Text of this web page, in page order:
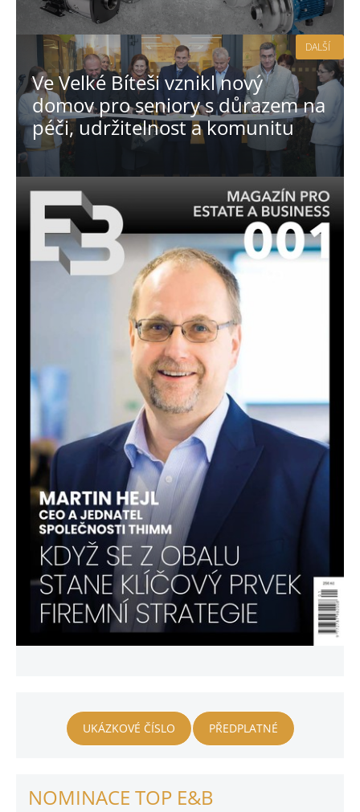
Ve Velké Bíteši vznikl nový
domov pro seniory s důrazem na
péči, udržitelnost a komunitu
DALŠÍ
UKÁZKOVÉ ČÍSLO PŘEDPLATNÉ
NOMINACE TOP E&B